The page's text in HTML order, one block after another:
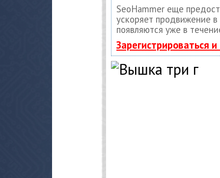
SeoHammer еще
ускоряет продвижение в
появляются уже в
Зарегистрироваться